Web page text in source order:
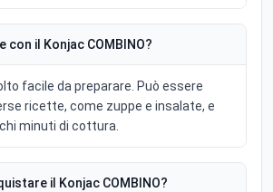
con il Konjac COMBINO?
facile da preparare. Può essere
ricette, come zuppe e insalate, e
minuti di cottura.
il Konjac COMBINO?